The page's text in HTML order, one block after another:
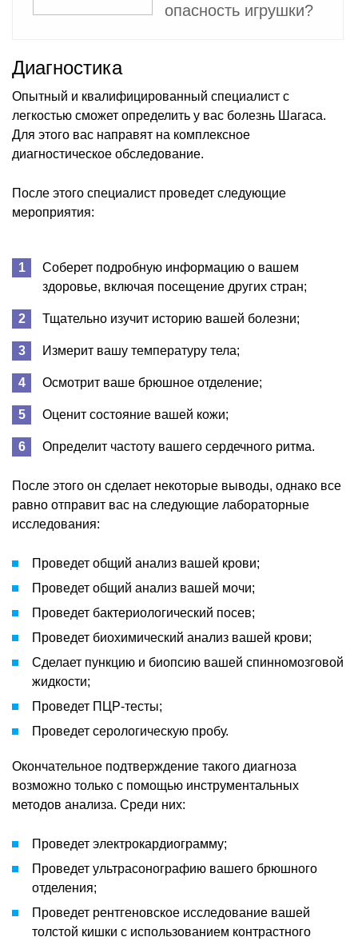
опасность игрушки?
Диагностика
Опытный и квалифицированный специалист с
легкостью сможет определить у вас болезнь Шагаса.
Для этого вас направят на комплексное
диагностическое обследование.
После этого специалист проведет следующие
мероприятия:
Соберет подробную информацию о вашем
здоровье, включая посещение других стран;
Тщательно изучит историю вашей болезни;
Измерит вашу температуру тела;
Осмотрит ваше брюшное отделение;
Оценит состояние вашей кожи;
Определит частоту вашего сердечного ритма.
После этого он сделает некоторые выводы, однако все
равно отправит вас на следующие лабораторные
исследования:
Проведет общий анализ вашей крови;
Проведет общий анализ вашей мочи;
Проведет бактериологический посев;
Проведет биохимический анализ вашей крови;
Сделает пункцию и биопсию вашей спинномозговой
жидкости;
Проведет ПЦР-тесты;
Проведет серологическую пробу.
Окончательное подтверждение такого диагноза
возможно только с помощью инструментальных
методов анализа. Среди них:
Проведет электрокардиограмму;
Проведет ультрасонографию вашего брюшного
отделения;
Проведет рентгеновское исследование вашей
толстой кишки с использованием контрастного